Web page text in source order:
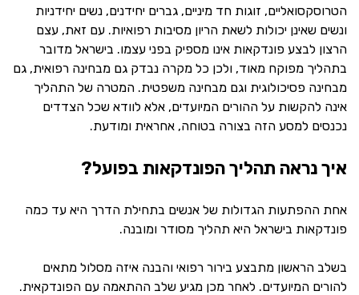
הטרוסקסואליים, זוגות חד מיניים, גברים יחידנים, נשים יחידניות
ונשים שאינן יכולות לשאת הריון מסיבות רפואיות. עם זאת, עצם
הרצון לבצע פונדקאות אינו מספיק בפני עצמו. בישראל מדובר
בתהליך מפוקח מאוד, ולכן כל מקרה נבדק גם מבחינה רפואית, גם
מבחינה פסיכולוגית וגם מבחינה משפטית. המטרה של התהליך
אינה להקשות על ההורים המיועדים, אלא לוודא שכל הצדדים
נכנסים למסע הזה בצורה בטוחה, אחראית ומודעת.
איך נראה תהליך הפונדקאות בפועל?
אחת ההפתעות הגדולות של אנשים בתחילת הדרך היא עד כמה
פונדקאות בישראל היא תהליך מסודר ומובנה.
בשלב הראשון מתבצע בירור רפואי והבנה איזה מסלול מתאים
להורים המיועדים. לאחר מכן מגיע שלב ההתאמה עם הפונדקאית.